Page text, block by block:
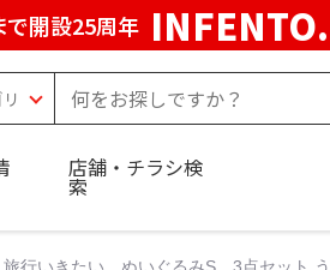
で開設25周年
店舗・チラシ検
索
行いきたい ぬいぐるみS 3点セット う